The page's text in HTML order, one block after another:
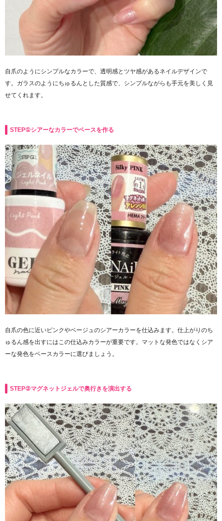
自爪のようにシンプルなカラーで、透明感とツヤ感があるネイルデザインで
す。ガラスのようにちゅるんとした質感で、シンプルながらも手元を美しく見
せてくれます。
STEP①シアーなカラーでベースを作る
自爪の色に近いピンクやベージュのシアーカラーを仕込みます。仕上がりのち
ゅるん感を出すにはこの仕込みカラーが重要です。マットな発色ではなくシア
ーな発色をベースカラーに選びましょう。
STEP②マグネットジェルで奥行きを演出する